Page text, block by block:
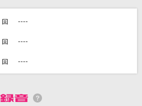
ケ最新情報をチェック！
回 ----
回 ----
回 ----